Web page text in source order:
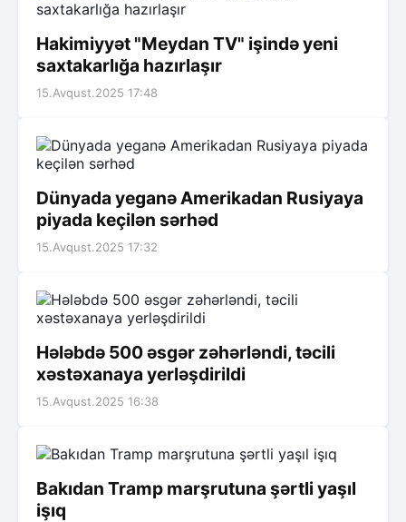
Hakimiyyət "Meydan TV" işində yeni
saxtakarlığa hazırlaşır
15.Avqust.2025 17:48
Dünyada yeganə Amerikadan Rusiyaya
piyada keçilən sərhəd
15.Avqust.2025 17:32
Hələbdə 500 əsgər zəhərləndi, təcili
xəstəxanaya yerləşdirildi
15.Avqust.2025 16:38
Bakıdan Tramp marşrutuna şərtli yaşıl
işıq